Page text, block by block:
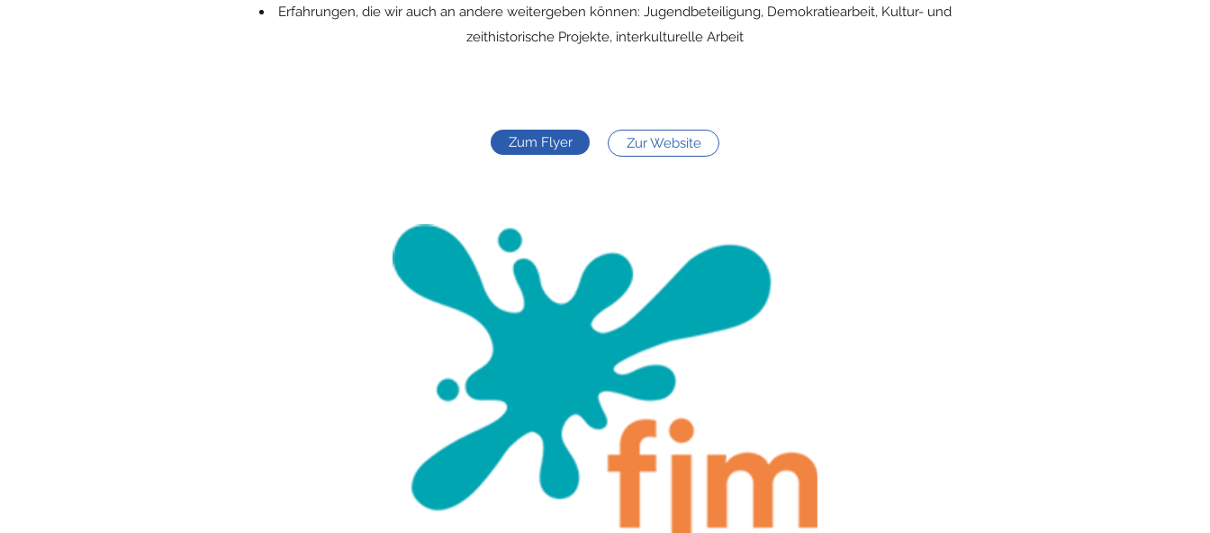
Erfahrungen, die wir auch an andere weitergeben können: Jugendbeteiligung, Demokratiearbeit, Kultur- und
zeithistorische Projekte, interkulturelle Arbeit
Zum Flyer Zur Website